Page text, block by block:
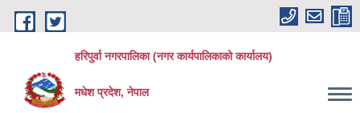
Skip to main content
हरिपुर्वा नगरपालिका (नगर कार्यपालिकाको कार्यालय)
मधेश प्रदेश, नेपाल